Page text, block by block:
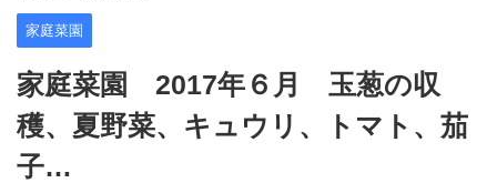
家庭菜園
家庭菜園 2017年６月 玉葱の収
穫、夏野菜、キュウリ、トマト、茄
子…